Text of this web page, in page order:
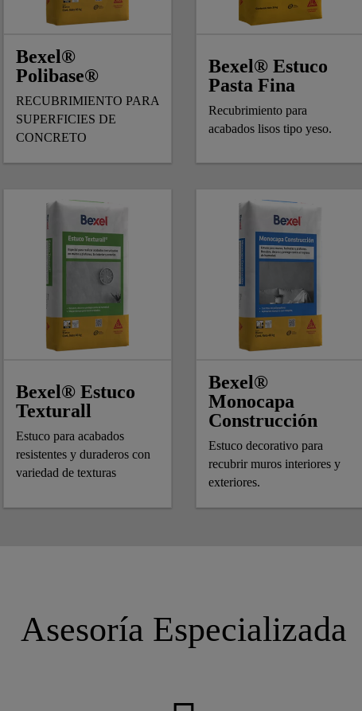
Bexel®
Polibase®
RECUBRIMIENTO PARA
SUPERFICIES DE
CONCRETO
Bexel® Estuco
Pasta Fina
Recubrimiento para
acabados lisos tipo yeso.
Bexel® Estuco
Texturall
Estuco para acabados
resistentes y duraderos con
variedad de texturas
Bexel®
Monocapa
Construcción
Estuco decorativo para
recubrir muros interiores y
exteriores.
Asesoría Especializada